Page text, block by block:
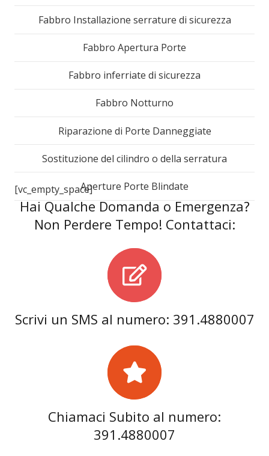
Fabbro Installazione serrature di sicurezza
Fabbro Apertura Porte
Fabbro inferriate di sicurezza
Fabbro Notturno
Riparazione di Porte Danneggiate
Sostituzione del cilindro o della serratura
Aperture Porte Blindate
[vc_empty_space]
Hai Qualche Domanda o Emergenza?
Non Perdere Tempo! Contattaci:
Scrivi un SMS al numero: 391.4880007
Chiamaci Subito al numero:
391.4880007